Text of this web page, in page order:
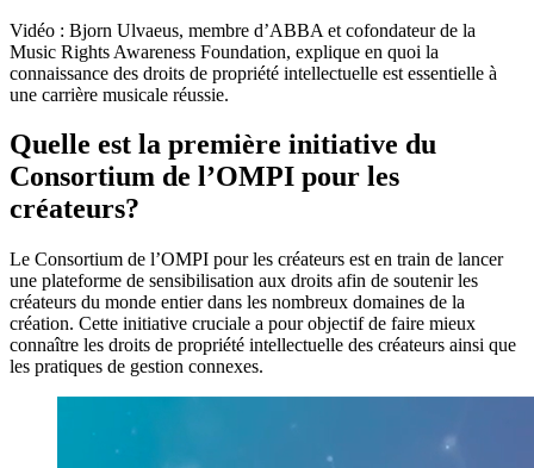
Vidéo : Bjorn Ulvaeus, membre d’ABBA et cofondateur de la
Music Rights Awareness Foundation, explique en quoi la
connaissance des droits de propriété intellectuelle est essentielle à
une carrière musicale réussie.
Quelle est la première initiative du
Consortium de l’OMPI pour les
créateurs?
Le Consortium de l’OMPI pour les créateurs est en train de lancer
une plateforme de sensibilisation aux droits afin de soutenir les
créateurs du monde entier dans les nombreux domaines de la
création. Cette initiative cruciale a pour objectif de faire mieux
connaître les droits de propriété intellectuelle des créateurs ainsi que
les pratiques de gestion connexes.